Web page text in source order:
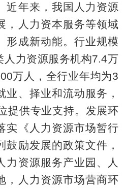
近年来，我国人力资源
，人力资本服务等领域
形成新动能。行业规模
人力资源服务机构7.4万
万人，全行业年均为3
业、择业和流动服务，
提供专业支持。发展环
实《人力资源市场暂行
鼓励发展的政策文件，
力资源服务产业园、人
，人力资源市场营商环